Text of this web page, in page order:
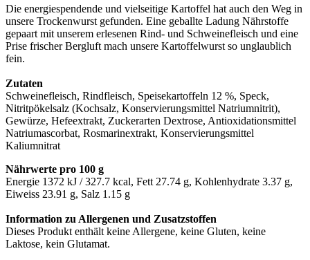
Die energiespendende und vielseitige Kartoffel hat auch den Weg in
unsere Trockenwurst gefunden. Eine geballte Ladung Nährstoffe
gepaart mit unserem erlesenen Rind- und Schweinefleisch und eine
Prise frischer Bergluft mach unsere Kartoffelwurst so unglaublich
fein.
Zutaten
Schweinefleisch, Rindfleisch, Speisekartoffeln 12 %, Speck,
Nitritpökelsalz (Kochsalz, Konservierungsmittel Natriumnitrit),
Gewürze, Hefeextrakt, Zuckerarten Dextrose, Antioxidationsmittel
Natriumascorbat, Rosmarinextrakt, Konservierungsmittel
Kaliumnitrat
Nährwerte pro 100 g
Energie 1372 kJ / 327.7 kcal, Fett 27.74 g, Kohlenhydrate 3.37 g,
Eiweiss 23.91 g, Salz 1.15 g
Information zu Allergenen und Zusatzstoffen
Dieses Produkt enthält keine Allergene, keine Gluten, keine
Laktose, kein Glutamat.